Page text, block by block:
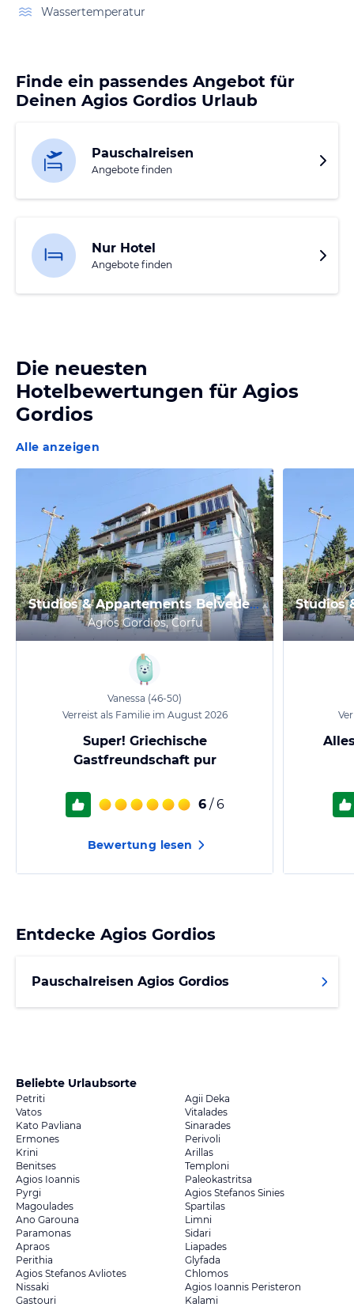
Wassertemperatur
Finde ein passendes Angebot für
Deinen Agios Gordios Urlaub
Pauschalreisen
Angebote finden
Nur Hotel
Angebote finden
Die neuesten
Hotelbewertungen für Agios
Gordios
Alle anzeigen
Studios & Appartements Belvedere
Agios Gordios, Corfu
Vanessa (46-50)
Verreist als Familie im August 2026
Super! Griechische
Gastfreundschaft pur
6 / 6
Bewertung lesen
Entdecke Agios Gordios
Pauschalreisen Agios Gordios
Beliebte Urlaubsorte
Petriti
Agii Deka
Vatos
Vitalades
Kato Pavliana
Sinarades
Ermones
Perivoli
Krini
Arillas
Benitses
Temploni
Agios Ioannis
Paleokastritsa
Pyrgi
Agios Stefanos Sinies
Magoulades
Spartilas
Ano Garouna
Limni
Paramonas
Sidari
Apraos
Liapades
Perithia
Glyfada
Agios Stefanos Avliotes
Chlomos
Nissaki
Agios Ioannis Peristeron
Gastouri
Kalami